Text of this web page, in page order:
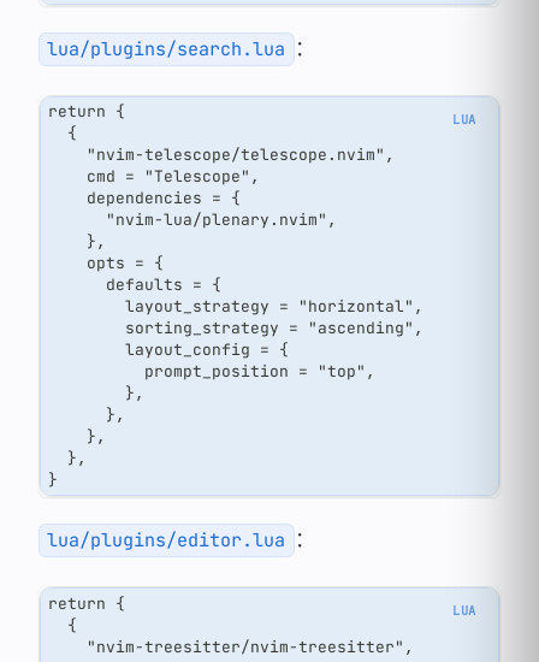
lua/plugins/search.lua ：
return {
  {
    "nvim-telescope/telescope.nvim",
    cmd = "Telescope",
    dependencies = {
      "nvim-lua/plenary.nvim",
    },
    opts = {
      defaults = {
        layout_strategy = "horizontal",
        sorting_strategy = "ascending",
        layout_config = {
          prompt_position = "top",
        },
      },
    },
  },
}
lua/plugins/editor.lua ：
return {
  {
    "nvim-treesitter/nvim-treesitter",